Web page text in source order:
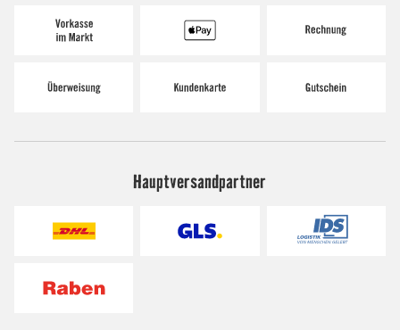
Hauptversandpartner